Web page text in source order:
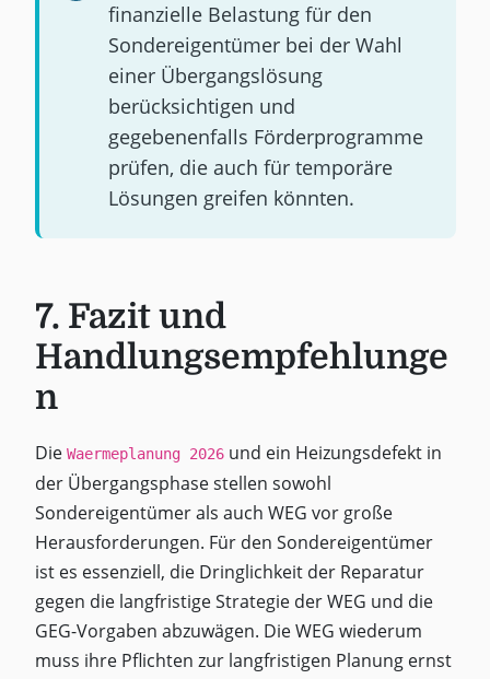
finanzielle Belastung für den
Sondereigentümer bei der Wahl
einer Übergangslösung
berücksichtigen und
gegebenenfalls Förderprogramme
prüfen, die auch für temporäre
Lösungen greifen könnten.
7. Fazit und
Handlungsempfehlunge
n
Die Waermeplanung 2026und ein Heizungsdefekt in
der Übergangsphase stellen sowohl
Sondereigentümer als auch WEG vor große
Herausforderungen. Für den Sondereigentümer
ist es essenziell, die Dringlichkeit der Reparatur
gegen die langfristige Strategie der WEG und die
GEG-Vorgaben abzuwägen. Die WEG wiederum
muss ihre Pflichten zur langfristigen Planung ernst